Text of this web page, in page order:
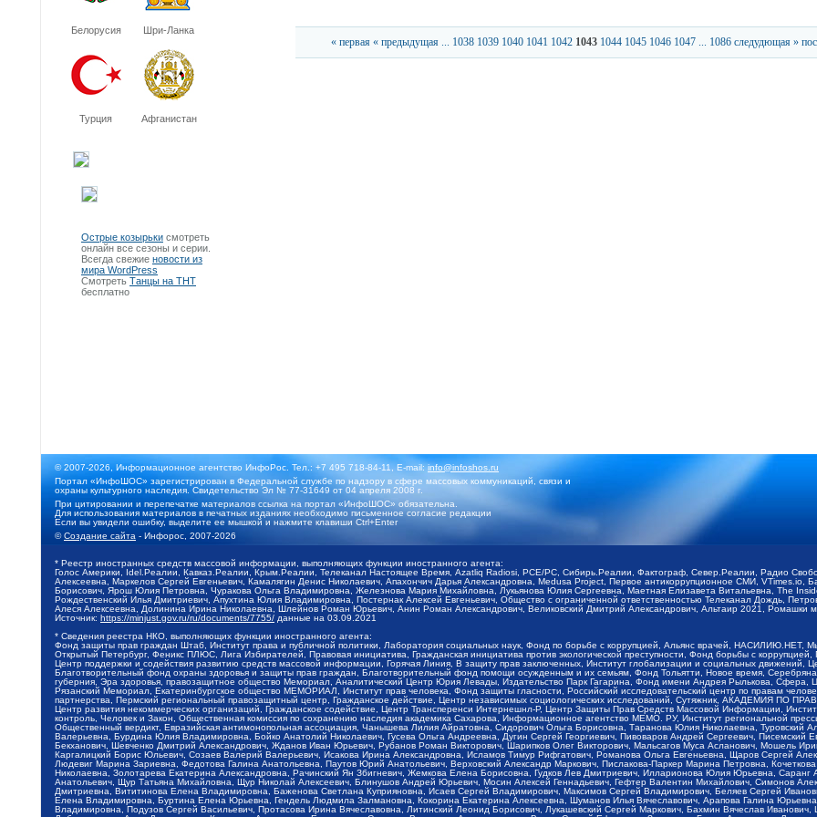
Белорусия Шри-Ланка
Турция Афганистан
Острые козырьки смотреть
онлайн все сезоны и серии.
Всегда свежие новости из
мира WordPress
Смотреть Танцы на ТНТ
бесплатно
« первая « предыдущая ... 1038 1039 1040 1041 1042 1043 1044 1045 1046 1047 ... 1086 следудющая »
© 2007-2026, Информационное агентство ИнфоРос. Тел.: +7 495 718-84-11, E-mail:info@infoshos.ru
Портал «ИнфоШОС» зарегистрирован в Федеральной службе по надзору в сфере массовых коммуникаций, связи и
охраны культурного наследия. Свидетельство Эл № 77-31649 от 04 апреля 2008 г.
При цитировании и перепечатке материалов ссылка на портал «ИнфоШОС» обязательна.
Для использования материалов в печатных изданиях необходимо письменное согласие редакции
Если вы увидели ошибку, выделите ее мышкой и нажмите клавиши Ctrl+Enter
©Создание сайта - Инфорос, 2007-2026
* Реестр иностранных средств массовой информации, выполняющих функции иностранного агента:
Голос Америки, Idel.Реалии, Кавказ.Реалии, Крым.Реалии, Телеканал Настоящее Время, Azatliq Radiosi, PCE/PC, Сибирь.Реалии, Фактограф, Север.Реалии, Радио
Алексеевна, Маркелов Сергей Евгеньевич, Камалягин Денис Николаевич, Апахончич Дарья Александровна, Medusa Project, Первое антикоррупционное СМИ,
Борисович, Ярош Юлия Петровна, Чуракова Ольга Владимировна, Железнова Мария Михайловна, Лукьянова Юлия Сергеевна, Маетная Елизавета Витальевна, The
Рождественский Илья Дмитриевич, Апухтина Юлия Владимировна, Постернак Алексей Евгеньевич, Общество с ограниченной ответственностью Телеканал Дождь,
Алеся Алексеевна, Долинина Ирина Николаевна, Шлейнов Роман Юрьевич, Анин Роман Александрович, Великовский Дмитрий Александрович, Альтаир 2021, Ромашки
Источник: https://minjust.gov.ru/ru/documents/7755/ данные на 03.09.2021
* Сведения реестра НКО, выполняющих функции иностранного агента:
Фонд защиты прав граждан Штаб, Институт права и публичной политики, Лаборатория социальных наук, Фонд по борьбе с коррупцией, Альянс врачей,
Открытый Петербург, Феникс ПЛЮС, Лига Избирателей, Правовая инициатива, Гражданская инициатива против экологической преступности, Фонд борьбы с
Центр поддержки и содействия развитию средств массовой информации, Горячая Линия, В защиту прав заключенных, Институт глобализации и социальных
Благотворительный фонд охраны здоровья и защиты прав граждан, Благотворительный фонд помощи осужденным и их семьям, Фонд Тольятти, Новое время,
губерния, Эра здоровья, правозащитное общество Мемориал, Аналитический Центр Юрия Левады, Издательство Парк Гагарина, Фонд имени Андрея Рылькова,
Рязанский Мемориал, Екатеринбургское общество МЕМОРИАЛ, Институт прав человека, Фонд защиты гласности, Российский исследовательский центр по правам
партнерства, Пермский региональный правозащитный центр, Гражданское действие, Центр независимых социологических исследований, Сутяжник, АКАДЕМИЯ ПО
Центр развития некоммерческих организаций, Гражданское содействие, Центр Трансперенси Интернешнл-Р, Центр Защиты Прав Средств Массовой Информации,
контроль, Человек и Закон, Общественная комиссия по сохранению наследия академика Сахарова, Информационное агентство МЕМО. РУ, Институт региональной
Общественный вердикт, Евразийская антимонопольная ассоциация, Чанышева Лилия Айратовна, Сидорович Ольга Борисовна, Таранова Юлия Николаевна, Туровский
Валерьевна, Бурдина Юлия Владимировна, Бойко Анатолий Николаевич, Гусева Ольга Андреевна, Дугин Сергей Георгиевич, Пивоваров Андрей Сергеевич, Писемский
Бекханович, Шевченко Дмитрий Александрович, Жданов Иван Юрьевич, Рубанов Роман Викторович, Шарипков Олег Викторович, Мальсагов Муса Асланович, Мошель
Каргалицкий Борис Юльевич, Созаев Валерий Валерьевич, Исакова Ирина Александровна, Исламов Тимур Рифгатович, Романова Ольга Евгеньевна, Щаров Сергей
Людевиг Марина Зариевна, Федотова Галина Анатольевна, Паутов Юрий Анатольевич, Верховский Александр Маркович, Пислакова-Паркер Марина Петровна,
Николаевна, Золотарева Екатерина Александровна, Рачинский Ян Збигневич, Жемкова Елена Борисовна, Гудков Лев Дмитриевич, Илларионова Юлия Юрьевна,
Анатольевич, Щур Татьяна Михайловна, Щур Николай Алексеевич, Блинушов Андрей Юрьевич, Мосин Алексей Геннадьевич, Гефтер Валентин Михайлович, Симонов
Дмитриевна, Вититинова Елена Владимировна, Баженова Светлана Куприяновна, Исаев Сергей Владимирович, Максимов Сергей Владимирович, Беляев Сергей
Елена Владимировна, Буртина Елена Юрьевна, Гендель Людмила Залмановна, Кокорина Екатерина Алексеевна, Шуманов Илья Вячеславович, Арапова Галина
Владимировна, Подузов Сергей Васильевич, Протасова Ирина Вячеславовна, Литинский Леонид Борисович, Лукашевский Сергей Маркович, Бахмин Вячеслав